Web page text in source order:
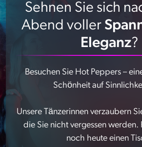
Sehnen Sie sich
Abend voller
Eleganz?
Besuchen Sie Hot Peppers –
Schönheit auf
Unsere Tänzerinnen verzaubern
die Sie nicht vergessen werden.
noch heute einen